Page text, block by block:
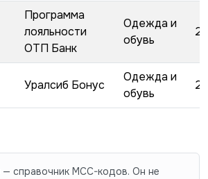
Программа
лояльности
ОТП Банк
Одежда и
обувь
Уралсиб Бонус
Одежда и
обувь
— справочник MCC-кодов. Он не